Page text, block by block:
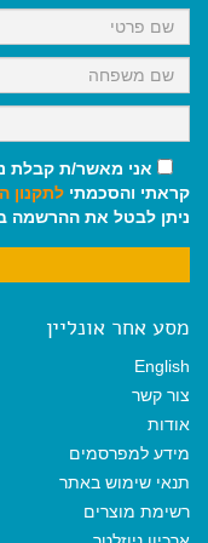
אני מאשר/ת קבלת
קראתי והסכמתי לתקנון
ניתן לבטל את ההרשמה
מסע אחר אונליין
English
צור קשר
אודות
מידע למפרסמים
תנאי שימוש באתר
רשימת מוצרים